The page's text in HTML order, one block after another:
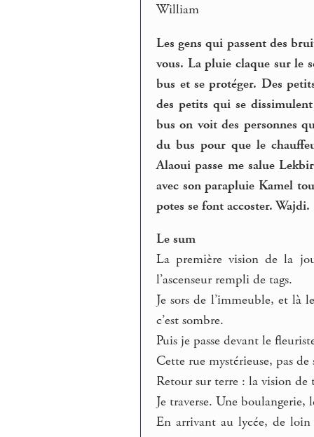
William
Les gens qui passent des
vous. La pluie claque sur le
bus et se protéger. Des
des petits qui se
bus on voit des personnes
du bus pour que le
Alaoui passe me salue
avec son parapluie Kamel
potes se font accoster. Wajdi.
Le sum
La première vision de la
l’ascenseur rempli de tags.
Je sors de l’immeuble, et
c’est sombre.
Puis je passe devant le
Cette rue mystérieuse, pas
Retour sur terre : la vision de
Je traverse. Une boulangerie,
En arrivant au lycée, de loin